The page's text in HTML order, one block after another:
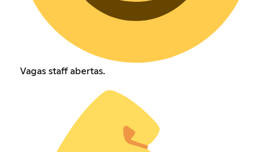
Vagas staff abertas.